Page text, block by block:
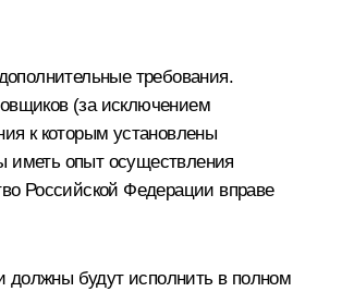
требования.
(за исключением
к которым установлены
иметь опыт осуществления
Российской Федерации вправе
должны будут исполнить в полном